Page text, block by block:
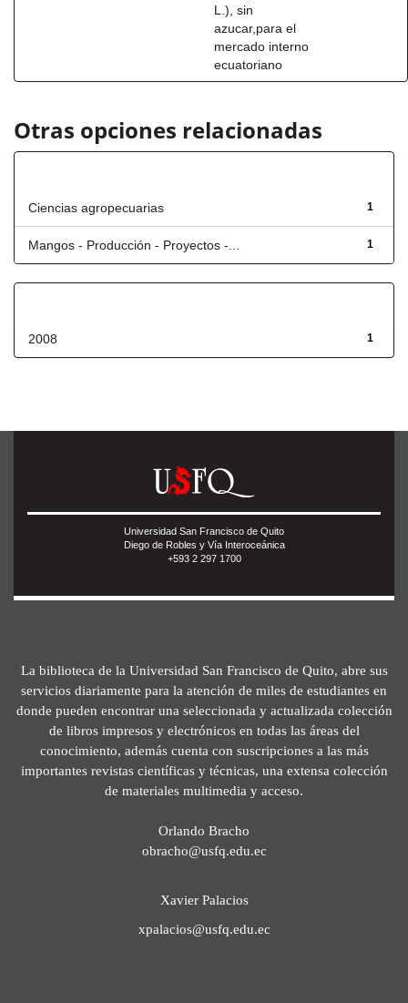
L.), sin
azucar,para el
mercado interno
ecuatoriano
Otras opciones relacionadas
1
Ciencias agropecuarias
1
Mangos - Producción - Proyectos -...
1
2008
Universidad San Francisco de Quito
Diego de Robles y Vía Interoceánica
+593 2 297 1700
La biblioteca de la Universidad San Francisco de Quito, abre sus
servicios diariamente para la atención de miles de estudiantes en
donde pueden encontrar una seleccionada y actualizada colección
de libros impresos y electrónicos en todas las áreas del
conocimiento, además cuenta con suscripciones a las más
importantes revistas científicas y técnicas, una extensa colección
de materiales multimedia y acceso.
Orlando Bracho
obracho@usfq.edu.ec
Xavier Palacios
xpalacios@usfq.edu.ec